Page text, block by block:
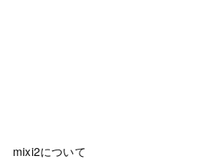
mixi2について